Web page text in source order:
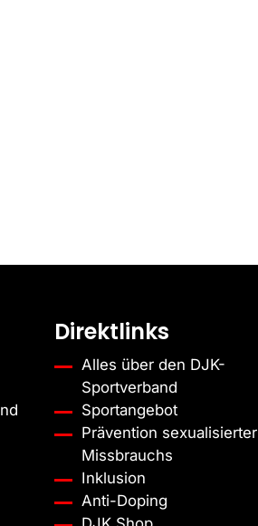
Direktlinks
Alles über den DJK-
Sportverband
Sportangebot
Prävention sexualisierter
Missbrauchs
Inklusion
Anti-Doping